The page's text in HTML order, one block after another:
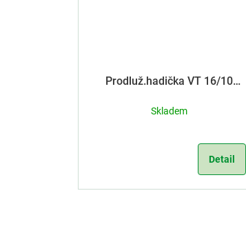
Prodluž.hadička VT 16/10
Skladem
Detail